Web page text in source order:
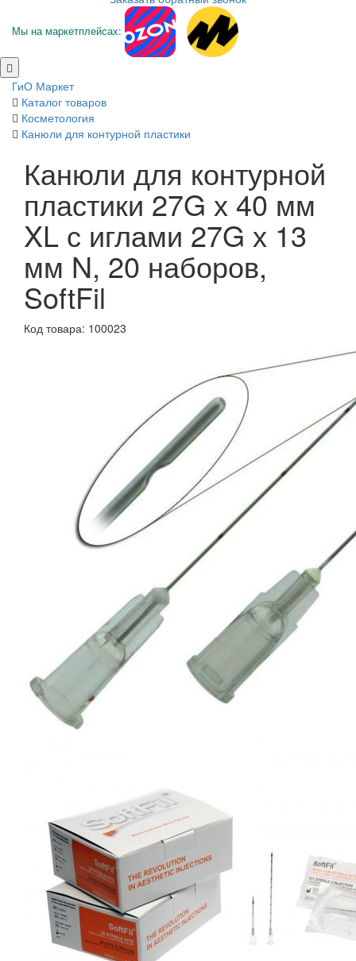
Мы на маркетплейсах:
ГиО Маркет
Каталог товаров
Косметология
Канюли для контурной пластики
Канюли для контурной
пластики 27G х 40 мм
XL с иглами 27G х 13
мм N, 20 наборов,
SoftFil
Код товара: 100023